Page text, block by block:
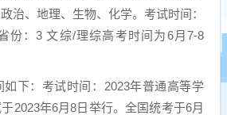
治、地理、生物、化学。考试时间：
份：3 文综/理综高考时间为6月7-8
下：考试时间：2023年普通高等学
2023年6月8日举行。全国统考于6月